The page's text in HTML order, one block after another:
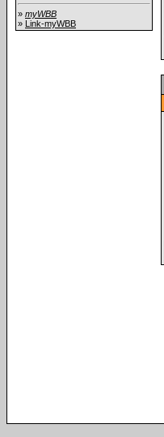
» myWBB
» Link-myWBB